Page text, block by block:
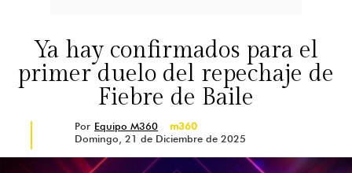
Ya hay confirmados para el
primer duelo del repechaje de
Fiebre de Baile
Por Equipo M360
m360
Domingo, 21 de Diciembre de 2025